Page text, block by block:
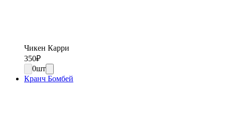
Чикен Карри
350₽
0шт
Кранч Бомбей